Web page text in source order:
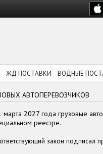
ЖД ПОСТАВКИ ВОДНЫЕ
АВТОПЕРЕВОЗЧИКОВ
марта 2027 года грузовые
реестре.
закон подписал